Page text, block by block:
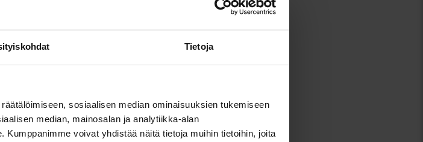
Tietoja
sosiaalisen median ominaisuuksien tukemiseen
median, mainosalan ja analytiikka-alan
voivat yhdistää näitä tietoja muihin tietoihin, joita
Audi TT